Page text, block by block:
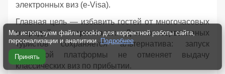
электронных виз (e-Visa).
Главная цель — избавить гостей от многочасовых
очередей в терминалах. Для консервативных
туристов сохраняется альтернатива: запуск
цифровой платформы не отменяет выдачу
классических виз по прибытии.
Мы используем файлы cookie для корректной работы сайта,
персонализации и аналитики. Подробнее
Принять